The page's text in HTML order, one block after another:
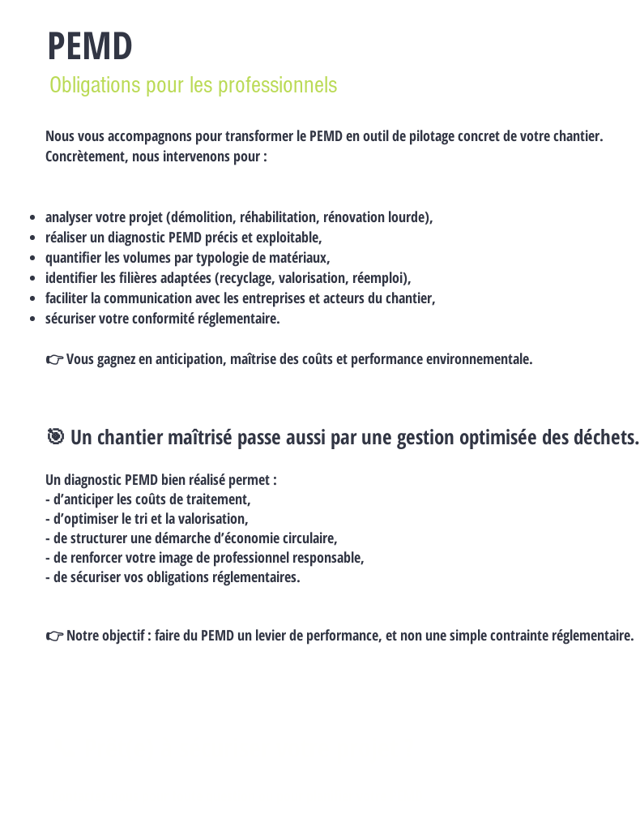
PEMD
Obligations pour les professionnels
Nous vous accompagnons pour transformer le PEMD en outil de pilotage concret de votre chantier.
Concrètement, nous intervenons pour :
analyser votre projet (démolition, réhabilitation, rénovation lourde),
réaliser un diagnostic PEMD précis et exploitable,
quantifier les volumes par typologie de matériaux,
identifier les filières adaptées (recyclage, valorisation, réemploi),
faciliter la communication avec les entreprises et acteurs du chantier,
sécuriser votre conformité réglementaire.
👉 Vous gagnez en anticipation, maîtrise des coûts et performance environnementale.
🎯 Un chantier maîtrisé passe aussi par une gestion optimisée des déchets.
Un diagnostic PEMD bien réalisé permet :
- d’anticiper les coûts de traitement,
- d’optimiser le tri et la valorisation,
- de structurer une démarche d’économie circulaire,
- de renforcer votre image de professionnel responsable,
- de sécuriser vos obligations réglementaires.
👉 Notre objectif : faire du PEMD un levier de performance, et non une simple contrainte réglementaire.